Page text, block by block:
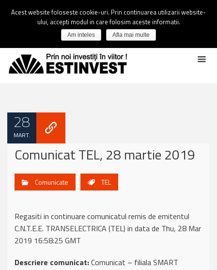
28
MART.
Comunicat TEL, 28 martie 2019
Comunicate TEL
Regasiti in continuare comunicatul remis de emitentul
C.N.T.E.E. TRANSELECTRICA (TEL) in data de Thu, 28 Mar
2019 16:58:25 GMT
Descriere comunicat:Comunicat – filiala SMART
Acest website foloseste cookie-uri. Prin continuarea utilizarii website-
ului, accepti modul in care folosim aceste informatii.
Am inteles Afla mai multe